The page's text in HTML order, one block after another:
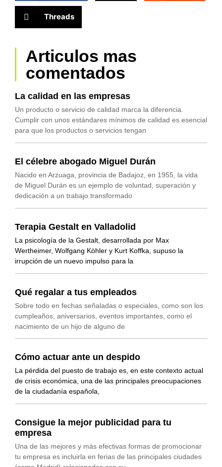
Threads
Articulos mas
comentados
La calidad en las empresas
Un producto o servicio de calidad marca la diferencia.
Cumplir con unos estándares mínimos de calidad es esencial
para que los productos o servicios tengan
El célebre abogado Miguel Durán
Nacido en Arzuaga, provincia de Badajoz, en 1955, la vida
de Miguel Durán es un ejemplo de voluntad, superación y
dedicación a un trabajo transformado
Terapia Gestalt en Valladolid
La psicología de la Gestalt, desarrollada por Max
Wertheimer, Wolfgang Köhler y Kurt Koffka, supuso la
irrupción de un nuevo impulso para la
Qué regalar a tus empleados
Sobre todo en fechas señaladas o especiales, como son los
cumpleaños, aniversarios, eventos importantes, como el
nacimiento de un hijo de alguno de
Cómo actuar ante un despido
La pérdida del puesto de trabajo es, en este contexto actual
de crisis económica, una de las principales preocupaciones
de la ciudadanía española,
Consigue la mejor publicidad para tu
empresa
Una de las mejores y más efectivas formas de promocionar
tu empresa es incluirla en ferias de las principales ciudades